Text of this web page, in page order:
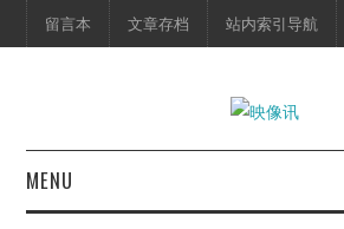
留言本 文章存档 站内索引导航
MENU